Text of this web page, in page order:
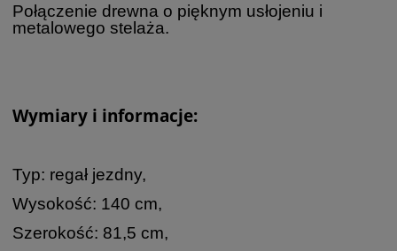
Połączenie drewna o pięknym usłojeniu i
metalowego stelaża.
Wymiary i informacje:
Typ: regał jezdny,
Wysokość: 140 cm,
Szerokość: 81,5 cm,